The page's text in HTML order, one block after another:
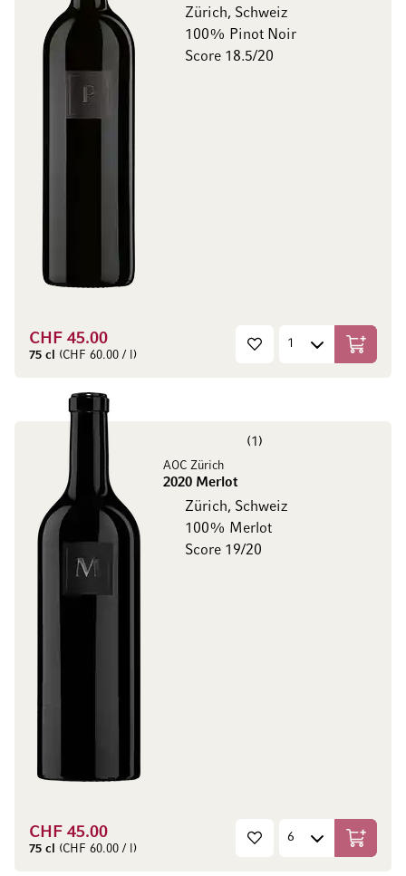
Zürich, Schweiz
100% Pinot Noir
Score 18.5/20
CHF 45.00
75 cl (CHF 60.00 / l) In den
1
AOC Zürich
2020 Merlot
Zürich, Schweiz
100% Merlot
Score 19/20
CHF 45.00
75 cl (CHF 60.00 / l) In den